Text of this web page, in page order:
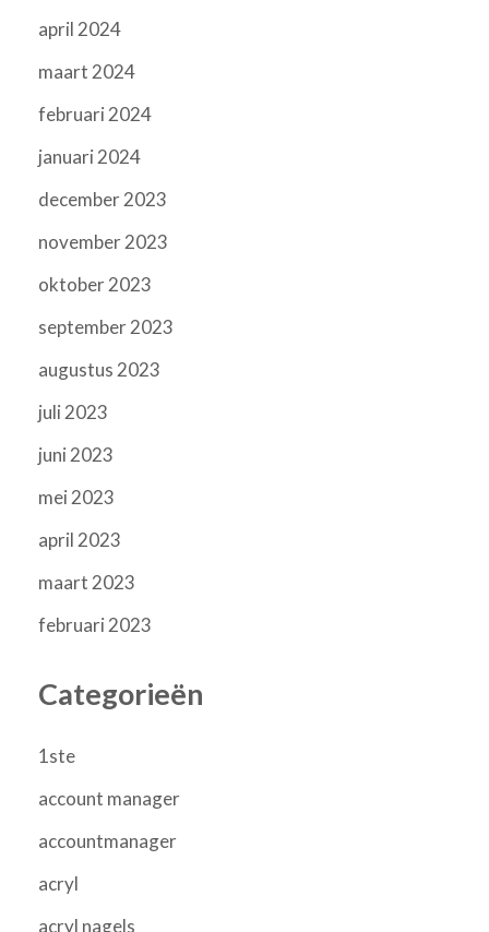
april 2024
maart 2024
februari 2024
januari 2024
december 2023
november 2023
oktober 2023
september 2023
augustus 2023
juli 2023
juni 2023
mei 2023
april 2023
maart 2023
februari 2023
Categorieën
1ste
account manager
accountmanager
acryl
acryl nagels